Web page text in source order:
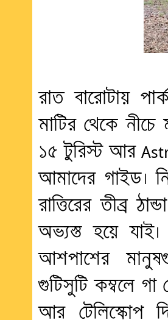
রাত বারোটায়
মাটির থেকে নীচে
১৫ টুরিস্ট আর
আমাদের গাইড।
রাত্তিরের তীব্র
অভ্যস্ত হয়ে
আশপাশের
গুটিসুটি কম্বলে গা
আর টেলিস্কোপ